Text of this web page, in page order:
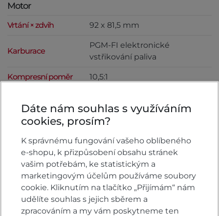
Motor
Vrtání × zdvih 92 x 81,5 mm
Karburace
PGM-FI elektronické
vstřikování paliva
Kompresní poměr 10,5:1
Zdvihový objem
1084 cm³
Motor
Kapalinou chlazený čtyřtaktní
řadový dvouválec s 8 ventily,
přesazenými ojničními čepy
na klikové hřídeli o 270° a
ventilovým rozvodem Uni-
cam
Dáte nám souhlas s využíváním
cookies, prosím?
K správnému fungování vašeho oblíbeného
e-shopu, k přizpůsobení obsahu stránek
vašim potřebám, ke statistickým a
marketingovým účelům používáme soubory
cookie. Kliknutím na tlačítko „Přijímám“ nám
udělíte souhlas s jejich sběrem a
zpracováním a my vám poskytneme ten